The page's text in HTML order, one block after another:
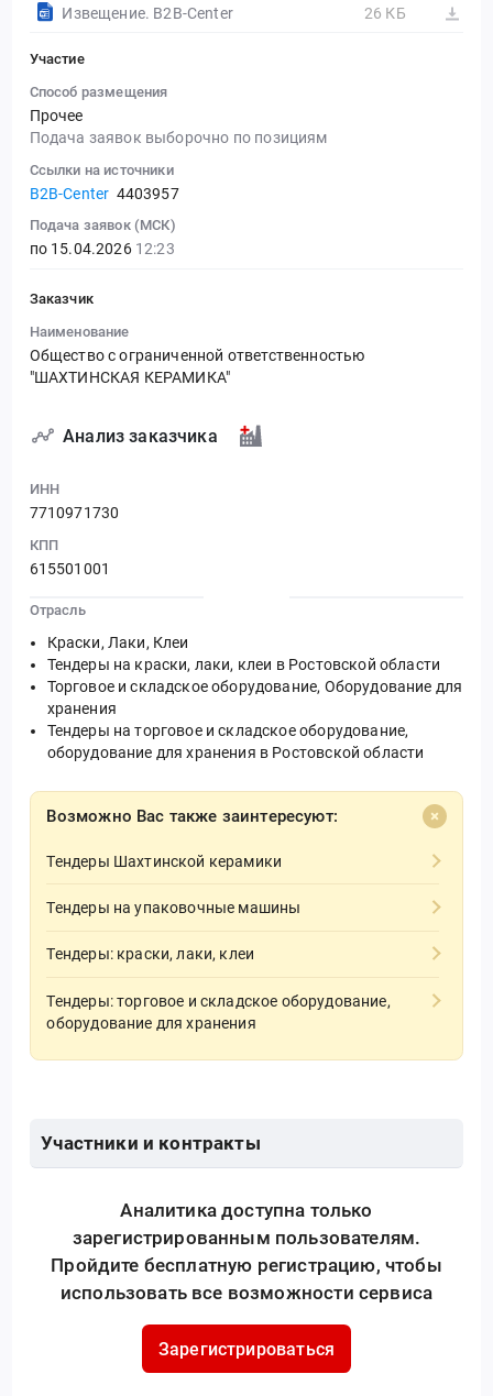
Извещение. B2B-Center 26 КБ
Участие
Способ размещения
Прочее
Подача заявок выборочно по позициям
Ссылки на источники
B2B-Center 4403957
Подача заявок (МСК)
по 15.04.2026 12:23
Заказчик
Наименование
Общество с ограниченной ответственностью
"ШАХТИНСКАЯ КЕРАМИКА"
Анализ заказчика
ИНН
7710971730
КПП
615501001
Отрасль
Краски, Лаки, Клеи
Тендеры на краски, лаки, клеи в Ростовской области
Торговое и складское оборудование, Оборудование для
хранения
Тендеры на торговое и складское оборудование,
оборудование для хранения в Ростовской области
Возможно Вас также заинтересуют:
Тендеры Шахтинской керамики
Тендеры на упаковочные машины
Тендеры: краски, лаки, клеи
Тендеры: торговое и складское оборудование,
оборудование для хранения
Участники и контракты
Аналитика доступна только
зарегистрированным пользователям.
Пройдите бесплатную регистрацию, чтобы
использовать все возможности сервиса
Зарегистрироваться